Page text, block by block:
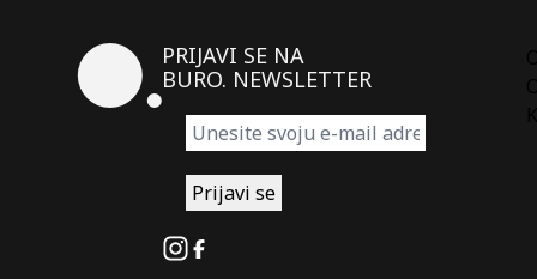
PRIJAVI SE NA
BURO. NEWSLETTER
Instagram
Facebook